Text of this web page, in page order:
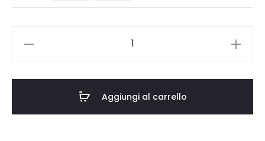
€3.290,00.
€2.799,00.
Aggiungi al carrello